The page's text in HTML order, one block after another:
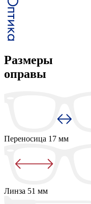
Размеры
оправы
Переносица 17 мм
Линза 51 мм